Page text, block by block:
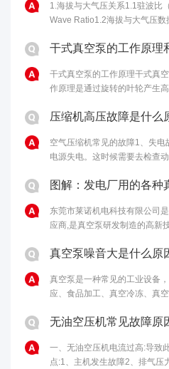
1.海拔与大气压关系1.1驻波比
Wave Ratio1.2海拔与大气压
干式真空泵的工作原理干式真
作原理是通过旋转的叶轮产生
排气的目的。干式真空泵的优
空气压缩机常见的故障1、失电
电源失电。这时候需要去检查
够充分，电机本身或轴承有问
东莞市莱诺机电科技有限公司
应商,是真空泵研发制造的高新
112-722。...
真空泵是一种常见的工业设备
应、食品加工、真空冷冻、真
将从噪音和异响两个方面探讨
无油空压机常见故障原
一、无油空压机电流过高:导致
点:1、主机发生故障2、排气压